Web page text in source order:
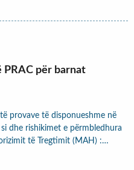
për barnat
provave të disponueshme në
dhe rishikimet e përmbledhura
të Tregtimit (MAH) :…